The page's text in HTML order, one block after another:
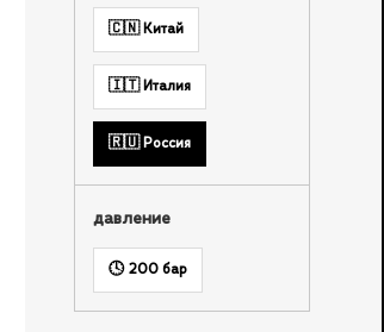
сельхоз.
предприятия/
фермер. хоз-ва
🇨🇳 Китай
🇮🇹 Италия
🇷🇺 Россия
давление
🕓 200 бар